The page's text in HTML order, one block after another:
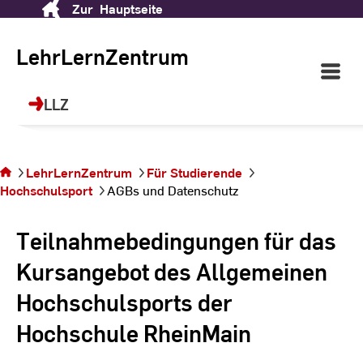
Content
Zur Hauptseite
LehrLernZentrum
LLZ
Open
Main
LehrLernZentrum (LLZ)
und berufliche Weiterbildung!
sich auf der
Seite AGBs
und
LehrLernZentrum
Für Studierende
Hochschulsport
AGBs und Datenschutz
Teilnahmebedingungen für das
Kursangebot des Allgemeinen
Hochschulsports der
Hochschule RheinMain